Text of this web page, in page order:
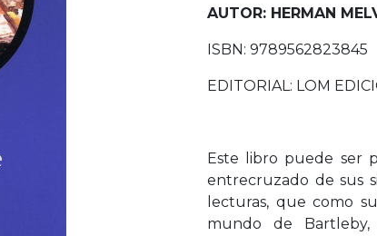
AUTOR: HERMAN
ISBN: 9789562823845
EDITORIAL: LOM
Este libro puede ser
entrecruzado de sus
lecturas, que como
mundo de